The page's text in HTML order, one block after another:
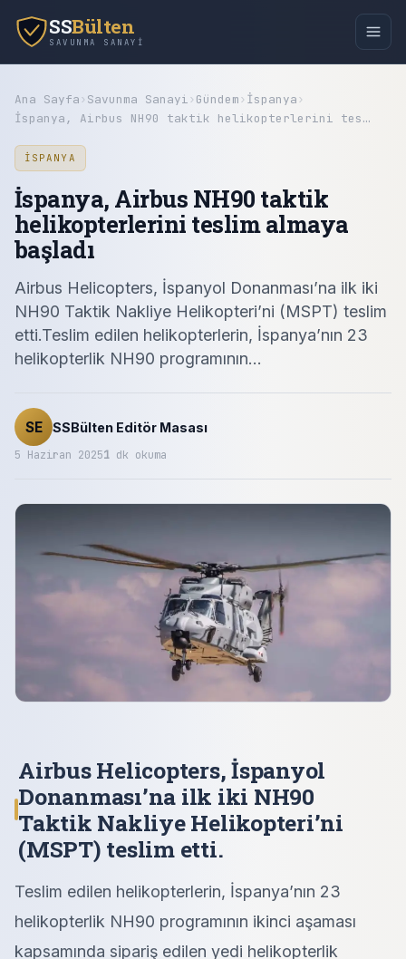
SSBülten
SAVUNMA SANAYI
Ana Sayfa› Savunma Sanayi› Gündem› İspanya›
İspanya, Airbus NH90 taktik helikopterlerini tes…
İSPANYA
İspanya, Airbus NH90 taktik
helikopterlerini teslim almaya
başladı
Airbus Helicopters, İspanyol Donanması’na ilk iki
NH90 Taktik Nakliye Helikopteri’ni (MSPT) teslim
etti.Teslim edilen helikopterlerin, İspanya’nın 23
helikopterlik NH90 programının…
SE SSBülten Editör Masası
5 Haziran 20251 dk okuma
Airbus Helicopters, İspanyol
Donanması’na ilk iki NH90
Taktik Nakliye Helikopteri’ni
(MSPT) teslim etti.
Teslim edilen helikopterlerin, İspanya’nın 23
helikopterlik NH90 programının ikinci aşaması
kapsamında sipariş edilen yedi helikopterlik